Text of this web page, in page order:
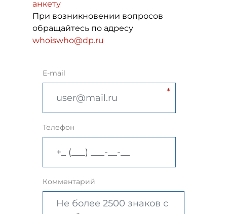
анкету
При возникновении вопросов
обращайтесь по адресу
whoiswho@dp.ru
E-mail
Телефон
Комментарий